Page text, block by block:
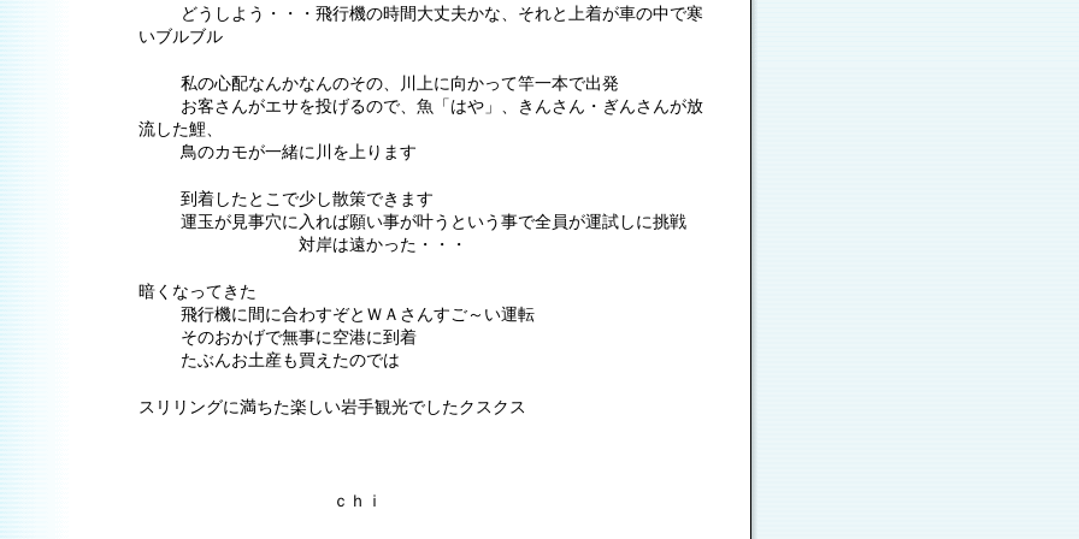
どうしよう・・・飛行機の時間大丈夫かな、それと上着が車の中で寒
いブルブル
私の心配なんかなんのその、川上に向かって竿一本で出発
お客さんがエサを投げるので、魚「はや」、きんさん・ぎんさんが放
流した鯉、
鳥のカモが一緒に川を上ります
到着したとこで少し散策できます
運玉が見事穴に入れば願い事が叶うという事で全員が運試しに挑戦
対岸は遠かった・・・
暗くなってきた
飛行機に間に合わすぞとＷＡさんすご～い運転
そのおかげで無事に空港に到着
たぶんお土産も買えたのでは
スリリングに満ちた楽しい岩手観光でしたクスクス
ｃｈｉ